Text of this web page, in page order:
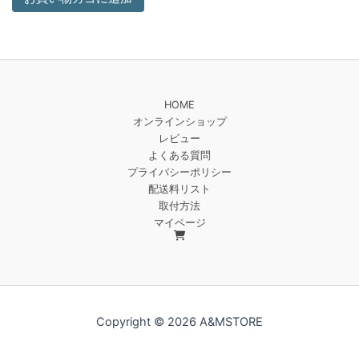
HOME
オンラインショップ
レビュー
よくある質問
プライバシーポリシー
配送料リスト
取付方法
マイページ
Copyright © 2026 A&MSTORE